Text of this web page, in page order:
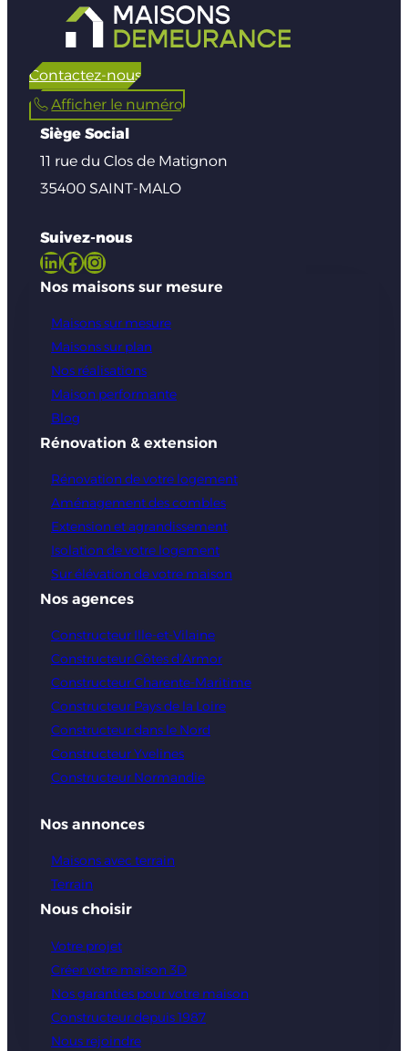
Contactez-nous
Afficher le numéro
Siège Social
11 rue du Clos de Matignon
35400 SAINT-MALO
Suivez-nous
LinkedIn Facebook Instagram
Nos maisons sur mesure
Maisons sur mesure
Maisons sur plan
Nos réalisations
Maison performante
Blog
Rénovation & extension
Rénovation de votre logement
Aménagement des combles
Extension et agrandissement
Isolation de votre logement
Sur élévation de votre maison
Nos agences
Constructeur Ille-et-Vilaine
Constructeur Côtes d’Armor
Constructeur Charente-Maritime
Constructeur Pays de la Loire
Constructeur dans le Nord
Constructeur Yvelines
Constructeur Normandie
Nos annonces
Maisons avec terrain
Terrain
Nous choisir
Votre projet
Créer votre maison 3D
Nos garanties pour votre maison
Constructeur depuis 1987
Nous rejoindre